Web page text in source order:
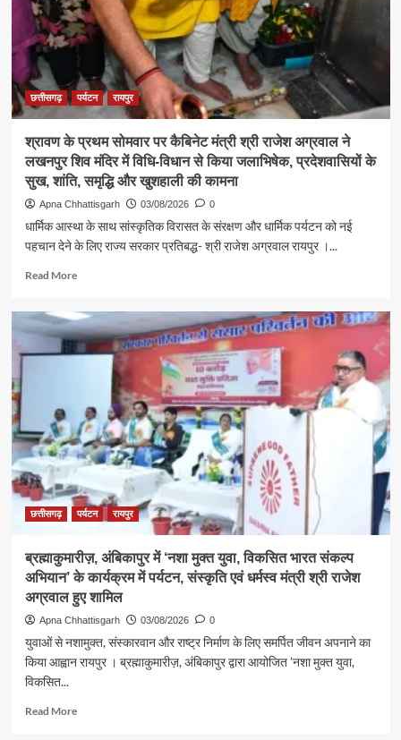
अग्रवाल
ने
जनदर्शन
सुनीं
आमजन
की
छत्तीसगढ़ पर्यटन रायपुर
श्रावण के प्रथम सोमवार पर कैबिनेट मंत्री श्री राजेश अग्रवाल ने
लखनपुर शिव मंदिर में विधि-विधान से किया जलाभिषेक, प्रदेशवासियों के
सुख, शांति, समृद्धि और खुशहाली की कामना
Apna Chhattisgarh 03/08/2026 0
धार्मिक आस्था के साथ सांस्कृतिक विरासत के संरक्षण और धार्मिक पर्यटन को नई
पहचान देने के लिए राज्य सरकार प्रतिबद्ध- श्री राजेश अग्रवाल रायपुर ।...
Read MoreRead
श्रावण
के
प्रथम
कैबिनेट
मंत्री
श्री
राजेश
अग्रवाल
ने
लखनपुर
में
विधि-
विधान
जलाभिषेक,
प्रदेशवासियों
शांति,
छत्तीसगढ़ पर्यटन रायपुर
ब्रह्माकुमारीज़, अंबिकापुर में ‘नशा मुक्त युवा, विकसित भारत संकल्प
अभियान’ के कार्यक्रम में पर्यटन, संस्कृति एवं धर्मस्व मंत्री श्री राजेश
अग्रवाल हुए शामिल
Apna Chhattisgarh 03/08/2026 0
युवाओं से नशामुक्त, संस्कारवान और राष्ट्र निर्माण के लिए समर्पित जीवन अपनाने का
किया आह्वान रायपुर । ब्रह्माकुमारीज़, अंबिकापुर द्वारा आयोजित ’नशा मुक्त युवा,
विकसित...
Read MoreRead